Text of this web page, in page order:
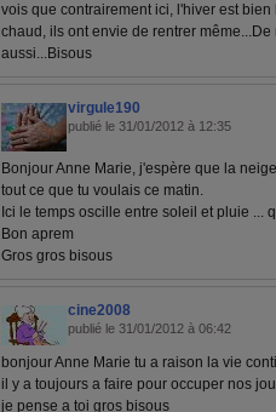
vois que contrairement ici, l'hiver est
chaud, ils ont envie de rentrer
aussi...Bisous
virgule190
publié le 31/01/2012 à 12:35
Bonjour Anne Marie, j'espère que la
tout ce que tu voulais ce matin.
Ici le temps oscille entre soleil et pluie ...
Bon aprem
Gros gros bisous
cine2008
publié le 31/01/2012 à 06:42
bonjour Anne Marie tu a raison la vie
il y a toujours a faire pour occuper nos
je pense a toi gros bisous